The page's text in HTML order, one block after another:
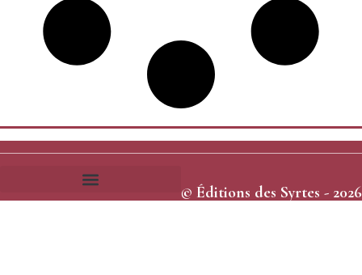
© Éditions des Syrtes - 2026